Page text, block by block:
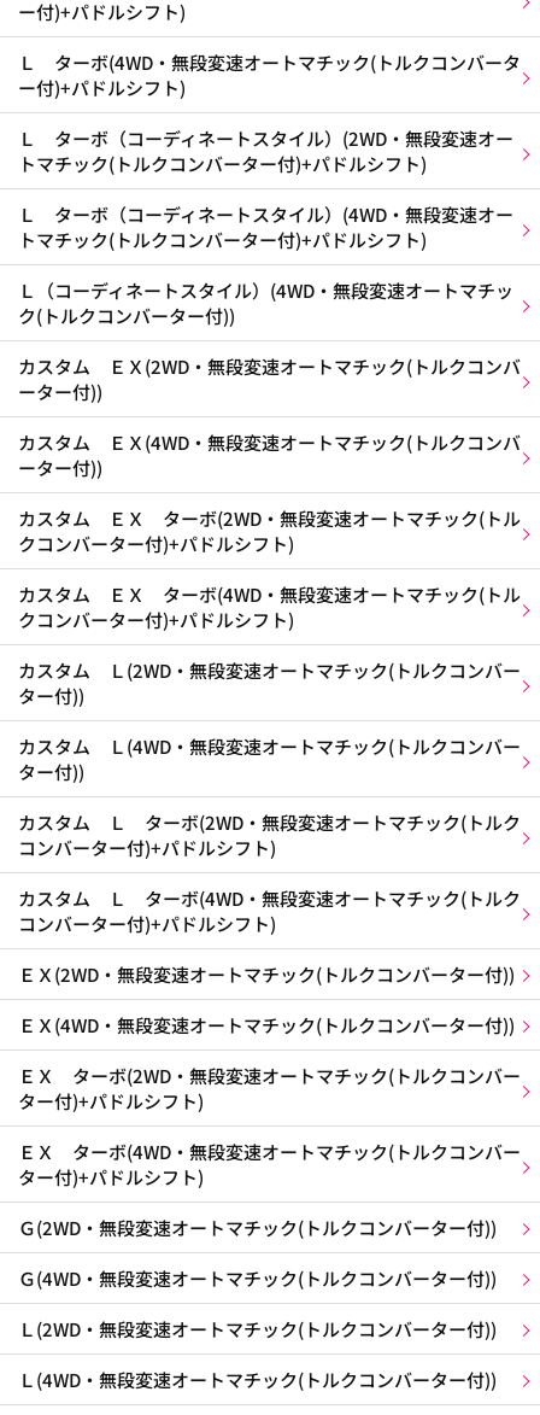
ー付)+パドルシフト)
Ｌ ターボ(4WD・無段変速オートマチック(トルクコンバータ
ー付)+パドルシフト)
Ｌ ターボ（コーディネートスタイル）(2WD・無段変速オー
トマチック(トルクコンバーター付)+パドルシフト)
Ｌ ターボ（コーディネートスタイル）(4WD・無段変速オー
トマチック(トルクコンバーター付)+パドルシフト)
Ｌ（コーディネートスタイル）(4WD・無段変速オートマチッ
ク(トルクコンバーター付))
カスタム ＥＸ(2WD・無段変速オートマチック(トルクコンバ
ーター付))
カスタム ＥＸ(4WD・無段変速オートマチック(トルクコンバ
ーター付))
カスタム ＥＸ ターボ(2WD・無段変速オートマチック(トル
クコンバーター付)+パドルシフト)
カスタム ＥＸ ターボ(4WD・無段変速オートマチック(トル
クコンバーター付)+パドルシフト)
カスタム Ｌ(2WD・無段変速オートマチック(トルクコンバー
ター付))
カスタム Ｌ(4WD・無段変速オートマチック(トルクコンバー
ター付))
カスタム Ｌ ターボ(2WD・無段変速オートマチック(トルク
コンバーター付)+パドルシフト)
カスタム Ｌ ターボ(4WD・無段変速オートマチック(トルク
コンバーター付)+パドルシフト)
ＥＸ(2WD・無段変速オートマチック(トルクコンバーター付))
ＥＸ(4WD・無段変速オートマチック(トルクコンバーター付))
ＥＸ ターボ(2WD・無段変速オートマチック(トルクコンバー
ター付)+パドルシフト)
ＥＸ ターボ(4WD・無段変速オートマチック(トルクコンバー
ター付)+パドルシフト)
Ｇ(2WD・無段変速オートマチック(トルクコンバーター付))
Ｇ(4WD・無段変速オートマチック(トルクコンバーター付))
Ｌ(2WD・無段変速オートマチック(トルクコンバーター付))
Ｌ(4WD・無段変速オートマチック(トルクコンバーター付))